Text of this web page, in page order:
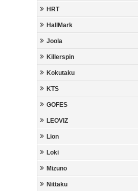
HRT
HallMark
Joola
Killerspin
Kokutaku
KTS
GOFES
LEOVIZ
Lion
Loki
Mizuno
Nittaku